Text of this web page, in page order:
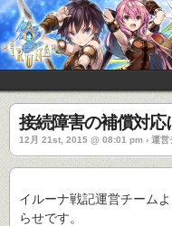
接続障害の補償対応
12月 21st, 2015 @ 08:01 pm › 運営
イルーナ戦記運営チーム
らせです。